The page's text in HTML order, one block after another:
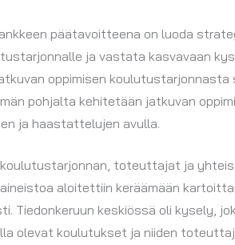
päätavoitteena on luoda
ja vastata kasvavaan
oppimisen
pohjalta kehitetään jatkuvan
ja haastattelujen avulla.
toteuttajat ja
aloitettiin keräämään
Tiedonkeruun keskiössä oli kysely,
olevat koulutukset ja niiden